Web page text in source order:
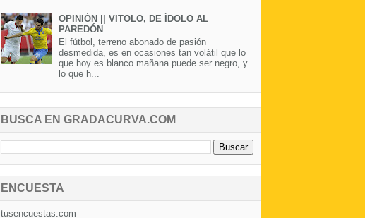
OPINIÓN || VITOLO, DE ÍDOLO AL
PAREDÓN
El fútbol, terreno abonado de pasión
desmedida, es en ocasiones tan volátil que lo
que hoy es blanco mañana puede ser negro, y
lo que h...
BUSCA EN GRADACURVA.COM
ENCUESTA
tusencuestas.com